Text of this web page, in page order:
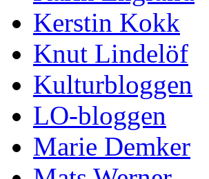
Kerstin Kokk
Knut Lindelöf
Kulturbloggen
LO-bloggen
Marie Demker